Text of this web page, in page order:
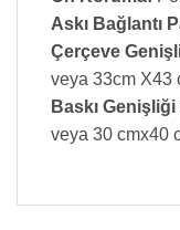
Askı Bağlantı
Çerçeve
veya 33cm X43
Baskı
veya 30 cmx40